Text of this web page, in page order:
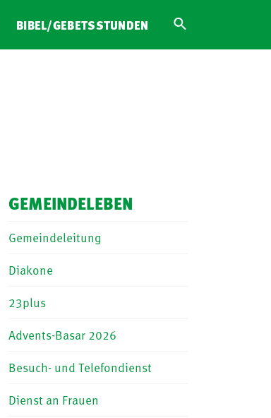
BIBEL/GEBETSSTUNDEN
GEMEINDELEBEN
Gemeindeleitung
Diakone
23plus
Advents-Basar 2026
Besuch- und Telefondienst
Dienst an Frauen